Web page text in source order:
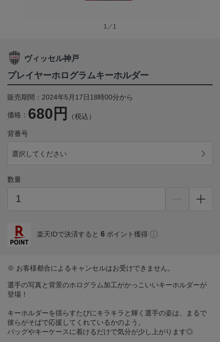
1／1
ヴィッセル神戸
プレイヤーホログラムキーホルダー
販売期間：2024年5月17日18時00分から
価格： 680円 （税込）
背番号
選択してください
数量
楽天IDで決済すると 6 ポイント獲得
※ お客様都合によるキャンセルはお受けできません。
選手の写真と背景のホログラム加工がかっこいいキーホルダーが
登場！
キーホルダーを揺らすたびにキラキラと輝く選手の姿は、まるで
彼らがそばで応援してくれているかのよう。
バッグやキーケースに着けるだけで気分が少し上がります◎